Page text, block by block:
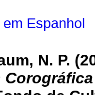
Espanhol
N. P.